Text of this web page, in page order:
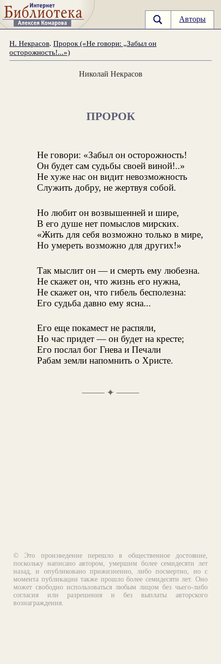
Авторы
Н. Некрасов.Пророк («Не говори: „Забыл он
осторожность!...»)
Николай Некрасов
ПРОРОК
Не говори: «Забыл он осторожность!
Он будет сам судьбы своей виной!..»
Не хуже нас он видит невозможность
Служить добру, не жертвуя собой.
Но любит он возвышенней и шире,
В его душе нет помыслов мирских.
«Жить для себя возможно только в мире,
Но умереть возможно для других!»
Так мыслит он — и смерть ему любезна.
Не скажет он, что жизнь его нужна,
Не скажет он, что гибель бесполезна:
Его судьба давно ему ясна...
Его еще покамест не распяли,
Но час придет — он будет на кресте;
Его послал бог Гнева и Печали
Рабам земли напомнить о Христе.
✦
© Это произведение перешло в общественное достояние,
поскольку написано автором, умершим более семидесяти лет
назад, и опубликовано прижизненно, либо посмертно, но с
момента публикации также прошло более семидесяти лет. Оно
может свободно использоваться любым лицом без чьего-либо
согласия или разрешения и без выплаты авторского
вознаграждения.